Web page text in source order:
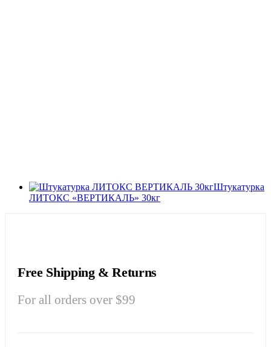
Штукатурка
ЛИТОКС «ВЕРТИКАЛЬ» 30кг
Free Shipping & Returns
For all orders over $99